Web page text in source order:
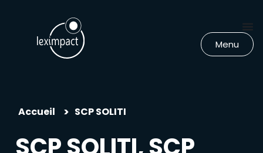
Menu
Accueil > SCP SOLITI